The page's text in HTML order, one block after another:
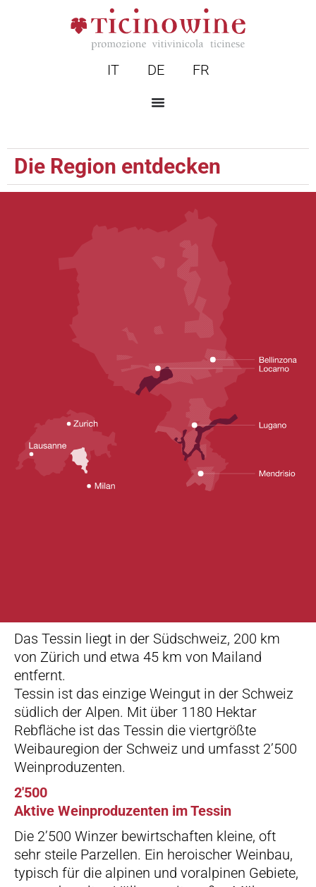
IT DE FR
Die Region entdecken
Das Tessin liegt in der Südschweiz, 200 km
von Zürich und etwa 45 km von Mailand
entfernt.
Tessin ist das einzige Weingut in der Schweiz
südlich der Alpen. Mit über 1180 Hektar
Rebfläche ist das Tessin die viertgrößte
Weibauregion der Schweiz und umfasst 2’500
Weinproduzenten.
Aktive Weinproduzenten im Tessin​
2'500
Die 2’500 Winzer bewirtschaften kleine, oft
sehr steile Parzellen. Ein heroischer Weinbau,
typisch für die alpinen und voralpinen Gebiete,